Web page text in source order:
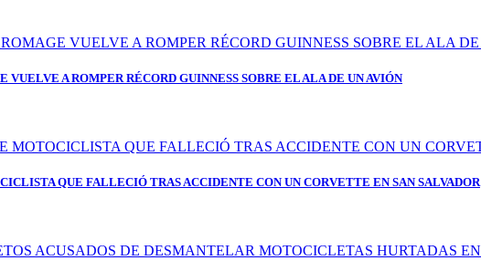
VUELVE A ROMPER RÉCORD GUINNESS SOBRE EL ALA DE UN AVIÓN
QUE FALLECIÓ TRAS ACCIDENTE CON UN CORVETTE EN SAN SALVADOR